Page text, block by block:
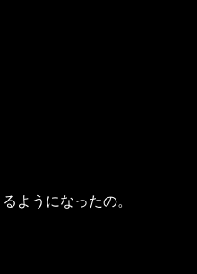
ようになったの。